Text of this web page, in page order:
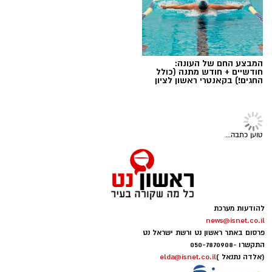
חדשותי? מצאתם טעות בכתבה? נשמח שתשתפו
אותנו
עיריית ראשון לציון
במרכז העלילה עומדת דורותי, ילדה אמיצה, והכלב
המבצע החם של העונה:
תרבות ובידור
ראשון לציון מציינת את יום היוגה
הבינלאומי עם שיעורים פתוחים
עיריית ראשון לציון מזמינה את תושבות ותושבי
העיר לקחת פסק זמן מהשגרה ולהצטרף לשני
שיעורי יוגה פתוחים ומיוחדים שייערכו לקראת